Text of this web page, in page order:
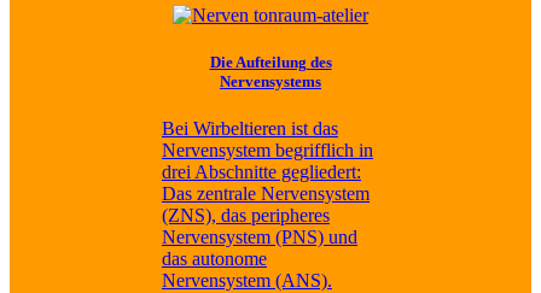
Die Aufteilung des
Nervensystems
Bei Wirbeltieren ist das
Nervensystem begrifflich in
drei Abschnitte gegliedert:
Das zentrale Nervensystem
(ZNS), das peripheres
Nervensystem (PNS) und
das autonome
Nervensystem (ANS).